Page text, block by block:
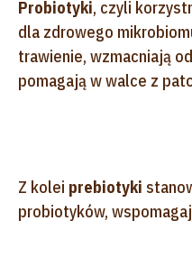
Probiotyki, czyli
dla zdrowego
trawienie, wzmacniają
pomagają w walce z
Z kolei prebiotyki
probiotyków,